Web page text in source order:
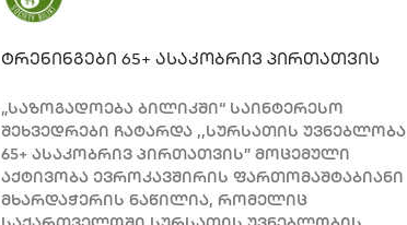
ტრენინგები 65+ ასაკობრივ პირთათვის
„საზოგადოება ბილიკში“ საინტერესო
შეხვედრები ჩატარდა ,,სურსათის უვნებლობა
65+ ასაკობრივ პირთათვის” მოცემული
აქტივობა ევროკავშირის ფართომაშტაბიანი
მხარდაჭერის ნაწილია, რომელიც